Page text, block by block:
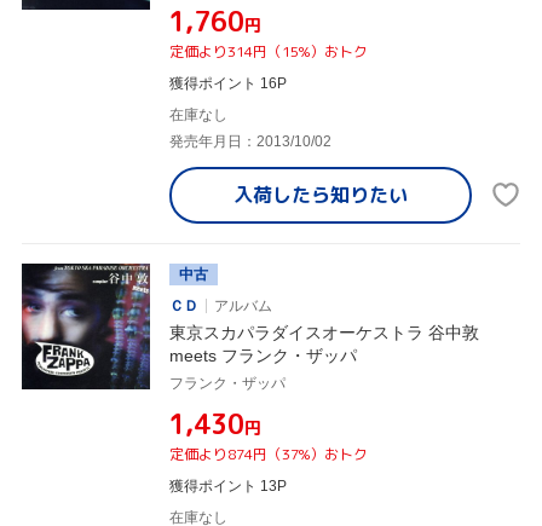
¥1,760円
定価より314円（15%）おトク
獲得ポイント 16P
在庫なし
発売年月日：2013/10/02
入荷したら知りたい
中古
ＣＤ
アルバム
東京スカパラダイスオーケストラ 谷中敦
meets フランク・ザッパ
フランク・ザッパ
¥1,430円
定価より874円（37%）おトク
獲得ポイント 13P
在庫なし